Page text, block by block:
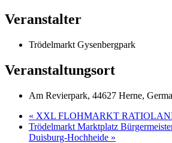
Veranstalter
Trödelmarkt Gysenbergpark
Veranstaltungsort
Am Revierpark, 44627 Herne,
« XXL FLOHMARKT
Trödelmarkt Marktplatz
Duisburg-Hochheide »